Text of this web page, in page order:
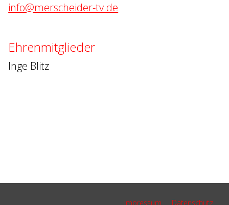
info@merscheider-tv.de
Ehrenmitglieder
Inge Blitz
Impressum Datenschutz